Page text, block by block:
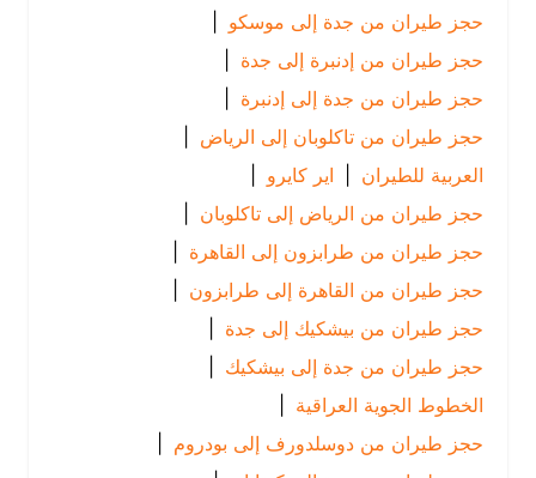
حجز طيران من جدة إلى موسكو |
حجز طيران من إدنبرة إلى جدة
حجز طيران من جدة إلى إدنبرة |
حجز طيران من تاكلوبان إلى الرياض
|
العربية للطيران | اير كايرو
|
حجز طيران من الرياض إلى تاكلوبان |
حجز طيران من طرابزون إلى القاهرة |
حجز طيران من القاهرة إلى طرابزون |
حجز طيران من بيشكيك إلى جدة
حجز طيران من جدة إلى بيشكيك |
الخطوط الجوية العراقية
حجز طيران من دوسلدورف إلى بودروم |